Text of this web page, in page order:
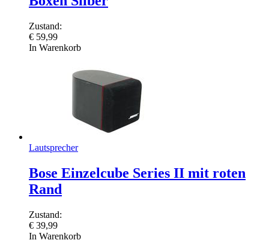
Zustand:
€ 59,99
In Warenkorb
Lautsprecher
Bose Einzelcube Series II mit roten
Rand
Zustand:
€ 39,99
In Warenkorb